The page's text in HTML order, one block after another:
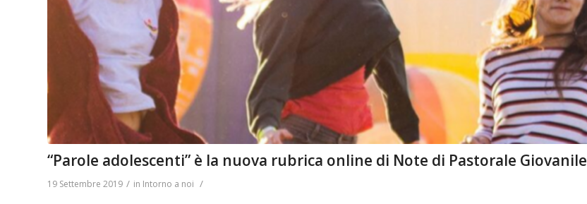
“Parole adolescenti” è la nuova rubrica online di Note di Pastorale Giovanile
19 Settembre 2019 / in Intorno a noi /